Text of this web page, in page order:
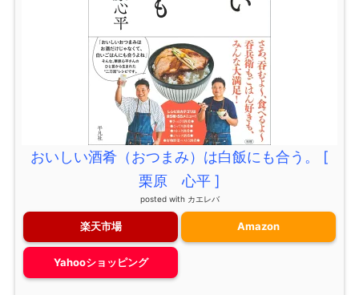
おいしい酒肴（おつまみ）は白飯にも合う。 [
栗原 心平 ]
posted with カエレバ
楽天市場 Amazon
Yahooショッピング